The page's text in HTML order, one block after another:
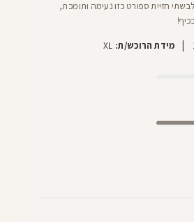
חזיית ספורט כזו נעימה ותומכת,
| מידת הרוכש/ת: XL